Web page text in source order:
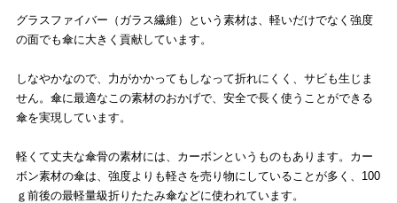
グラスファイバー（ガラス繊維）という素材は、軽いだけでなく強度
の面でも傘に大きく貢献しています。
しなやかなので、力がかかってもしなって折れにくく、サビも生じま
せん。傘に最適なこの素材のおかげで、安全で長く使うことができる
傘を実現しています。
軽くて丈夫な傘骨の素材には、カーボンというものもあります。カー
ボン素材の傘は、強度よりも軽さを売り物にしていることが多く、100
ｇ前後の最軽量級折りたたみ傘などに使われています。